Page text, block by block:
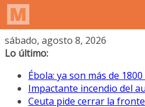
Saltar
al
sábado, agosto 8, 2026
Lo último:
Ébola: ya son más de
Impactante incendio del
Ceuta pide cerrar la